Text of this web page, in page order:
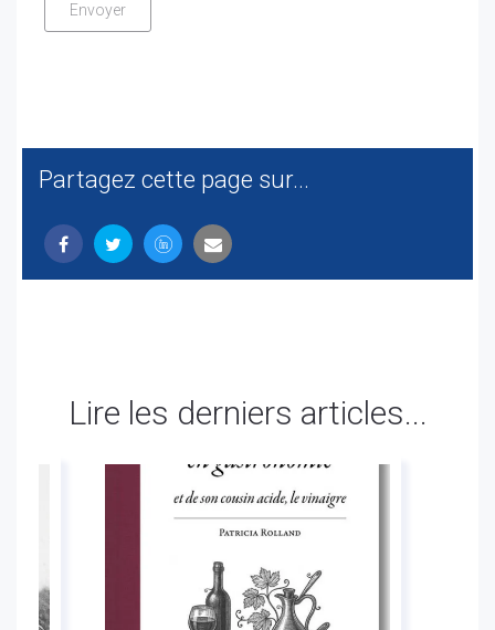
Partagez cette page sur...
Lire les derniers articles...